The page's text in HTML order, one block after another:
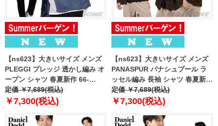
【ns623】大きいサイズ メンズ
PLEGGI プレッジ 透かし編み オ
ープン シャツ 春夏新作 66-
13648-2 【fre】
定価 ￥7,689(税込)
￥7,300(税込)
【ns623】大きいサイズ メンズ
PANASPUR パナシュプール ラ
ッセル編み 長袖 シャツ 春夏新作
6402-727 【fre】
定価 ￥7,689(税込)
￥7,300(税込)